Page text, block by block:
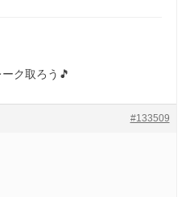
ク取ろう🎵
#133509